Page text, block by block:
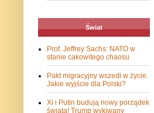
Świat
Prof. Jeffrey Sachs: NATO w
stanie cakowitego chaosu
Pakt migracyjny wszedł w życie.
Jakie wyjście dla Polski?
Xi i Putin budują nowy porządek
świata! Trump wykiwany